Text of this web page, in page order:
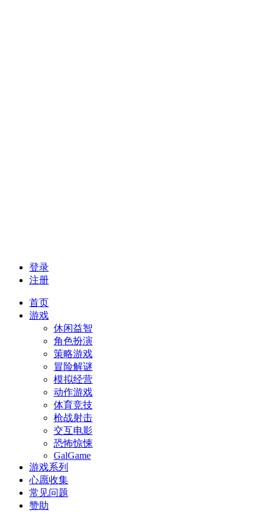
登录
注册
首页
游戏
休闲益智
角色扮演
策略游戏
冒险解谜
模拟经营
动作游戏
体育竞技
枪战射击
交互电影
恐怖惊悚
GalGame
游戏系列
心愿收集
常见问题
赞助